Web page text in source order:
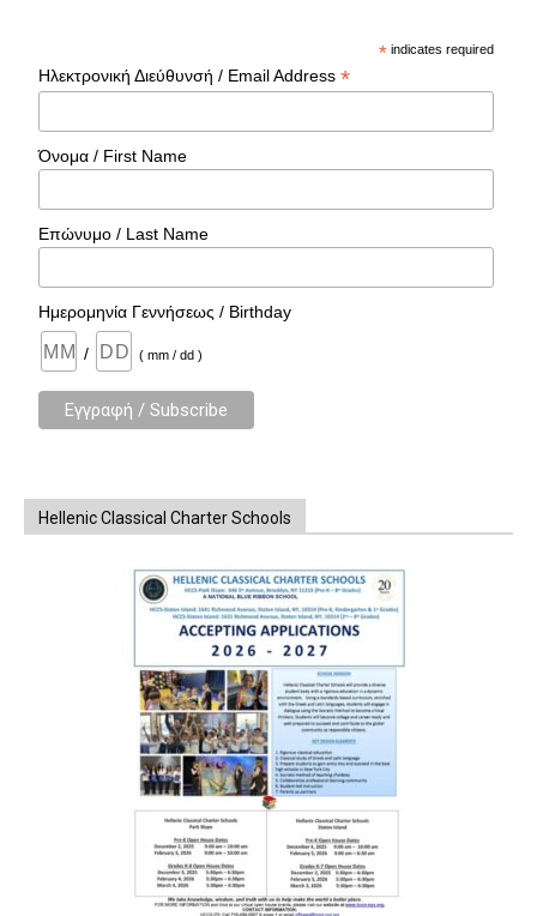
* indicates required
Ηλεκτρονική Διεύθυνσή / Email Address*
Όνομα / First Name
Επώνυμο / Last Name
Ημερομηνία Γεννήσεως / Birthday
/ ( mm / dd )
Hellenic Classical Charter Schools